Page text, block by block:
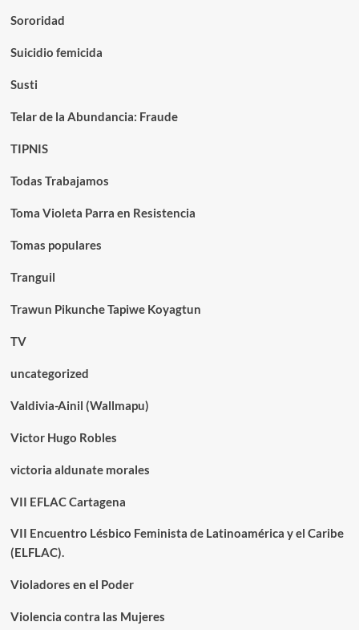
Sororidad
Suicidio femicida
Susti
Telar de la Abundancia: Fraude
TIPNIS
Todas Trabajamos
Toma Violeta Parra en Resistencia
Tomas populares
Tranguil
Trawun Pikunche Tapiwe Koyagtun
TV
uncategorized
Valdivia-Ainil (Wallmapu)
Victor Hugo Robles
victoria aldunate morales
VII EFLAC Cartagena
VII Encuentro Lésbico Feminista de Latinoamérica y el Caribe
(ELFLAC).
Violadores en el Poder
Violencia contra las Mujeres